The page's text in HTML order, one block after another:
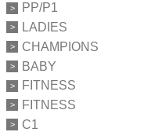
PP/P1
LADIES
CHAMPIONS
BABY
FITNESS
FITNESS
C1